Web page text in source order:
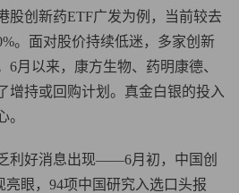
股创新药ETF广发为例，当前较去
。面对股价持续低迷，多家创新
6月以来，康方生物、药明康德、
增持或回购计划。真金白银的投入
。
利好消息出现——6月初，中国创
眼，94项中国研究入选口头报